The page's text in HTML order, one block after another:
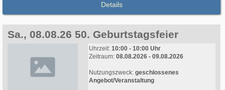
Details
Sa., 08.08.26 50. Geburtstagsfeier
Uhrzeit: 10:00 - 10:00 Uhr
Zeitraum: 08.08.2026 - 09.08.2026
Nutzungszweck: geschlossenes
Angebot/Veranstaltung